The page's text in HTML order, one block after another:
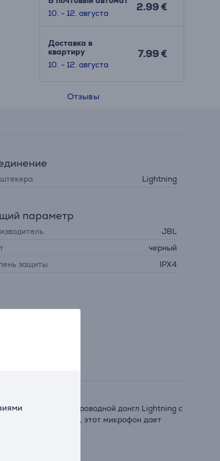
10. - 12. августа
2.99 €
Доставка в
квартиру
10. - 12. августа
7.99 €
Отзывы
Lightning
параметр
JBL
черный
защиты
IPX4
используя беспроводной донгл Lightning с
Кроме того, этот микрофон дает